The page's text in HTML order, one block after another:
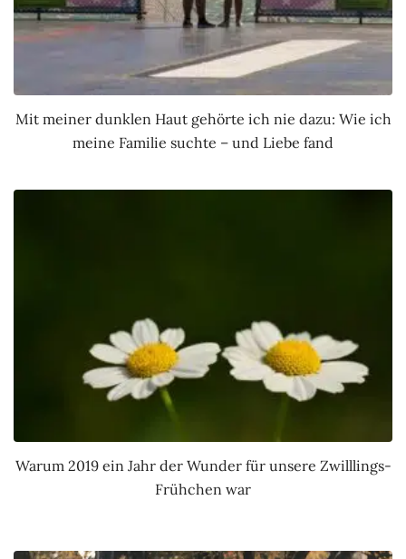
Mit meiner dunklen Haut gehörte ich nie dazu: Wie ich
meine Familie suchte – und Liebe fand
Warum 2019 ein Jahr der Wunder für unsere Zwilllings-
Frühchen war